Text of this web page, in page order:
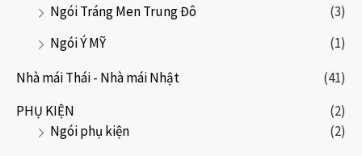
Ngói Tráng Men Trung Đô
(3)
Ngói Ý MỸ
(1)
Nhà mái Thái - Nhà mái Nhật
(41)
PHỤ KIỆN
(2)
Ngói phụ kiện
(2)